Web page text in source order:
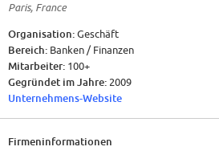
Paris, France
Organisation:Geschäft
Bereich: Banken / Finanzen
Mitarbeiter: 100+
Gegründet im Jahre: 2009
Unternehmens-Website
Firmeninformationen